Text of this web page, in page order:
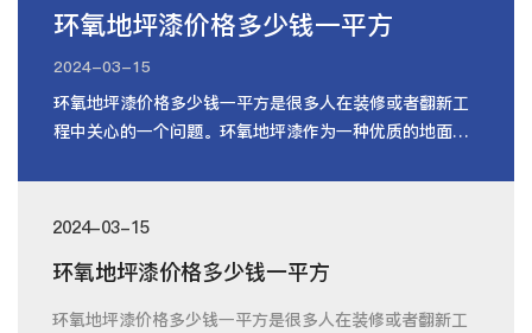
环氧地坪漆价格多少钱一平方
2024-03-15
环氧地坪漆价格多少钱一平方是很多人在装修或者翻新工
程中关心的一个问题。环氧地坪漆作为一种优质的地面涂
2024-03-15
环氧地坪漆价格多少钱一平方
环氧地坪漆价格多少钱一平方是很多人在装修或者翻新工